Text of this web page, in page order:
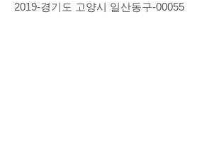
2019-경기도 고양시 일산동구-00055